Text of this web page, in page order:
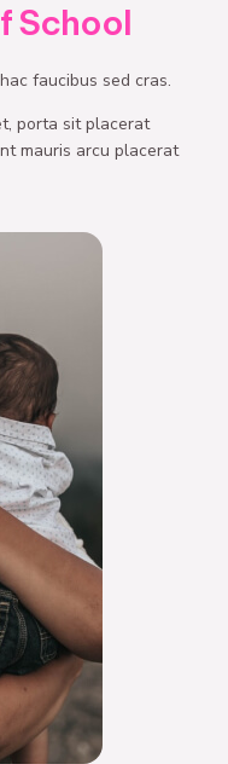
School
faucibus sed cras.
porta sit placerat
mauris arcu placerat